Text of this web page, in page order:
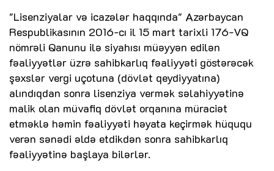
"Lisenziyalar və icazələr haqqında" Azərbaycan
Respublikasının 2016-cı il 15 mart tarixli 176-VQ
nömrəli Qanunu ilə siyahısı müəyyən edilən
fəaliyyətlər üzrə sahibkarlıq fəaliyyəti göstərəcək
şəxslər vergi uçotuna (dövlət qeydiyyatına)
alındıqdan sonra lisenziya vermək səlahiyyətinə
malik olan müvafiq dövlət orqanına müraciət
etməklə həmin fəaliyyəti həyata keçirmək hüququ
verən sənədi əldə etdikdən sonra sahibkarlıq
fəaliyyətinə başlaya bilərlər.